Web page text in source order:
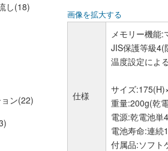
し(18)
ン(22)
画像を拡大する
仕様
メモリー機能
JIS保護等級4(
温度設定によ
サイズ
重量:200g(乾
電源:乾電池単
電池寿命:連続
付属品:ソフト